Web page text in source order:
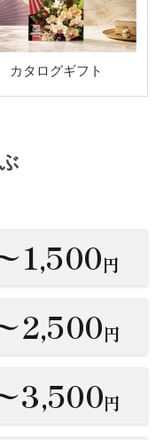
カタログギフト
1,500円
2,500円
3,500円